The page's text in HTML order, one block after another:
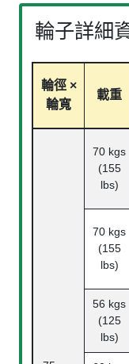
輪子詳細
輪徑 ×
輪寬
載重
70 kgs
(155
lbs)
70 kgs
(155
lbs)
56 kgs
(125
lbs)